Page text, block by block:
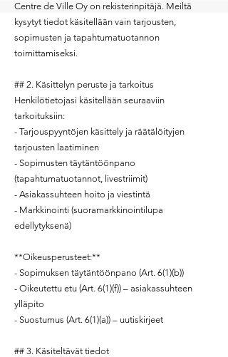
Centre de Ville Oy on rekisterinpitäjä. Meiltä
kysytyt tiedot käsitellään vain tarjousten,
sopimusten ja tapahtumatuotannon
toimittamiseksi.
## 2. Käsittelyn peruste ja tarkoitus
Henkilötietojasi käsitellään seuraaviin
tarkoituksiin:
- Tarjouspyyntöjen käsittely ja räätälöityjen
tarjousten laatiminen
- Sopimusten täytäntöönpano
(tapahtumatuotannot, livestriimit)
- Asiakassuhteen hoito ja viestintä
- Markkinointi (suoramarkkinointilupa
edellytyksenä)
**Oikeusperusteet:**
- Sopimuksen täytäntöönpano (Art. 6(1)(b))
- Oikeutettu etu (Art. 6(1)(f)) – asiakassuhteen
ylläpito
- Suostumus (Art. 6(1)(a)) – uutiskirjeet
## 3. Käsiteltävät tiedot